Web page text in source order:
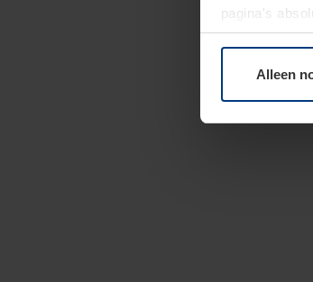
pagina's
moment bij
Alleen